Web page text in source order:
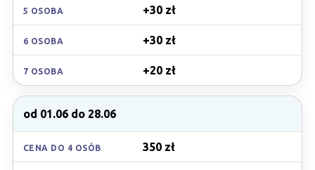
5 OSOBA +30 zł
6 OSOBA +30 zł
7 OSOBA +20 zł
od 01.06 do 28.06
CENA DO 4 OSÓB 350 zł